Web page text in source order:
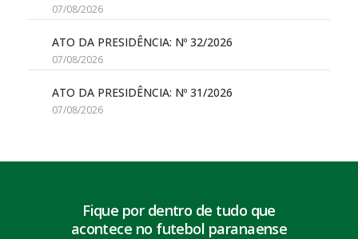
07/08/2026
ATO DA PRESIDÊNCIA: Nº 32/2026
07/08/2026
ATO DA PRESIDÊNCIA: Nº 31/2026
07/08/2026
Fique por dentro de tudo que
acontece no futebol paranaense